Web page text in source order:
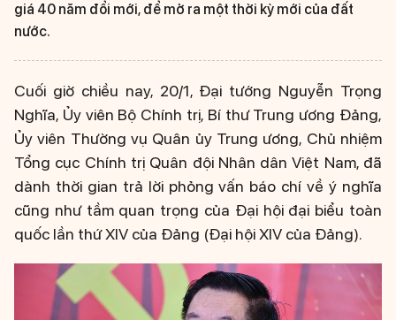
giá 40 năm đổi mới, để mở ra một thời kỳ mới của đất
nước.
Cuối giờ chiều nay, 20/1, Đại tướng Nguyễn Trọng
Nghĩa, Ủy viên Bộ Chính trị, Bí thư Trung ương Đảng,
Ủy viên Thường vụ Quân ủy Trung ương, Chủ nhiệm
Tổng cục Chính trị Quân đội Nhân dân Việt Nam, đã
dành thời gian trả lời phỏng vấn báo chí về ý nghĩa
cũng như tầm quan trọng của Đại hội đại biểu toàn
quốc lần thứ XIV của Đảng (Đại hội XIV của Đảng).